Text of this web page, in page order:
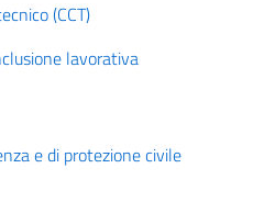
(CCT)
lavorativa
e di protezione civile